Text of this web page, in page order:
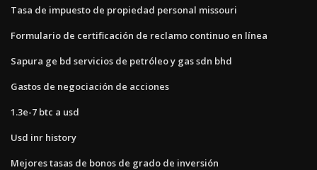
Tasa de impuesto de propiedad personal missouri
Formulario de certificación de reclamo continuo en línea
Sapura ge bd servicios de petróleo y gas sdn bhd
Gastos de negociación de acciones
1.3e-7 btc a usd
Usd inr history
Mejores tasas de bonos de grado de inversión